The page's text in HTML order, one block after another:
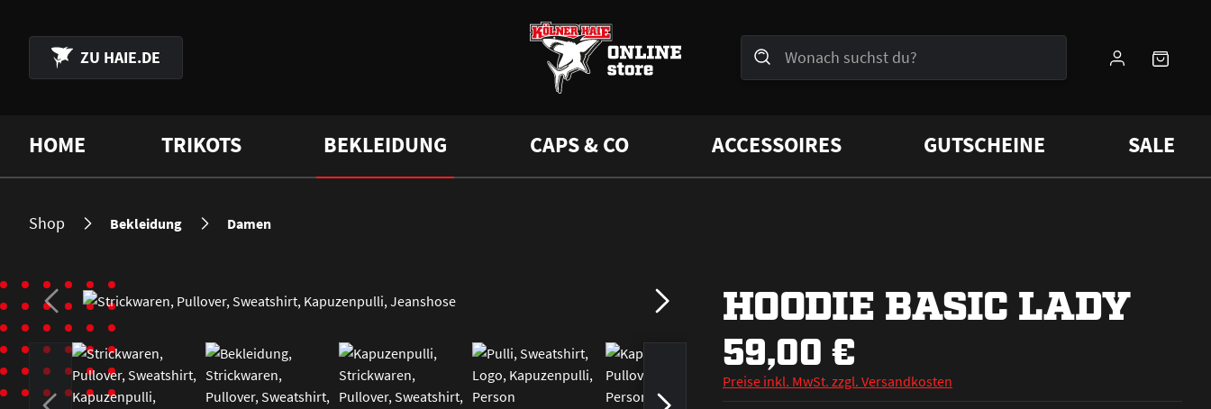
ZU HAIE.DE
HOME TRIKOTS BEKLEIDUNG CAPS & CO ACCESSOIRES GUTSCHEINE SALE
Shop Bekleidung Damen
HOODIE BASIC LADY
59,00 €
Preise inkl. MwSt. zzgl. Versandkosten